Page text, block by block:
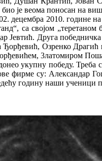
је веома поносан на
децембра 2010. године
са својом
Друга
Озренко Драгић
3латомиром
укупну победу.
фирме су:
годину наши ученици